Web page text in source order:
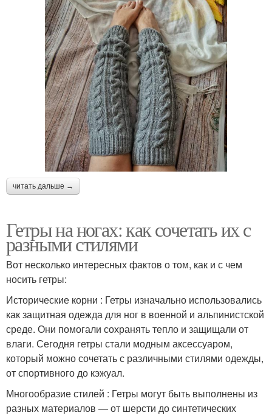
читать дальше →
Гетры на ногах: как сочетать их с
разными стилями
Вот несколько интересных фактов о том, как и с чем
носить гетры:
Исторические корни : Гетры изначально использовались
как защитная одежда для ног в военной и альпинистской
среде. Они помогали сохранять тепло и защищали от
влаги. Сегодня гетры стали модным аксессуаром,
который можно сочетать с различными стилями одежды,
от спортивного до кэжуал.
Многообразие стилей : Гетры могут быть выполнены из
разных материалов — от шерсти до синтетических